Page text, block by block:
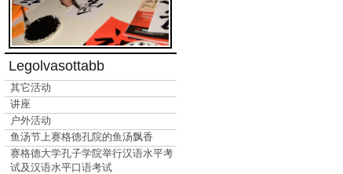
Legolvasottabb
其它活动
讲座
户外活动
鱼汤节上赛格德孔院的鱼汤飘香
赛格德大学孔子学院举行汉语水平考
试及汉语水平口语考试